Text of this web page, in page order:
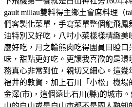
gault millau雙料得主鄉土會席料理（
們客製化菜單，手寫菜單整個龍飛鳳
油特別又好吃，八吋小菜樣樣精緻
麼好吃，月之輪熊肉吃得團員目瞪
味，甜點更好吃。更讓我喜歡的是環
務真心非常到位，親切又細心。這幾
福井的敦賀，加上石川「小松」機場
金澤(市)，這個遠比石川(縣)的城市